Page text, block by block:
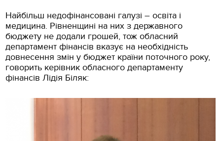
Найбільш недофінансовані галузі – освіта і
медицина. Рівненщині на них з державного
бюджету не додали грошей, тож обласний
департамент фінансів вказує на необхідність
довнесення змін у бюджет країни поточного року,
говорить керівник обласного департаменту
фінансів Лідія Біляк: